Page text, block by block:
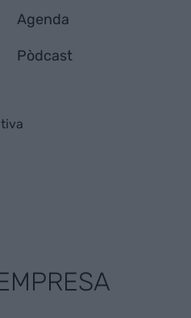
Agenda
Pòdcast